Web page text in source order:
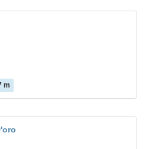
m